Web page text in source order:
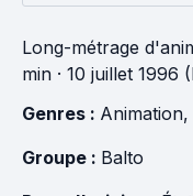
Long-métrage
min · 10 juillet 1996
Genres : Animation,
Groupe : Balto